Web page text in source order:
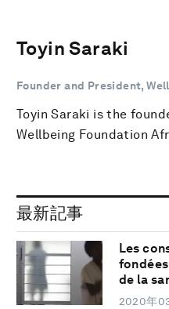
Toyin Saraki
Founder and President,
Toyin Saraki is the
Wellbeing Foundation
最新記事
Les
de la
2020年